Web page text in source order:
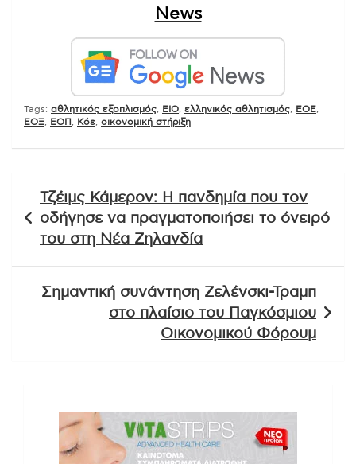
News
Tags: αθλητικός εξοπλισμός ΕΙΟ ελληνικός αθλητισμός ΕΟΕ
ΕΟΞ
ΕΟΠ Κόε οικονομική στήριξη
άρθρων
Τζέιμς Κάμερον: Η πανδημία που τον
οδήγησε να πραγματοποιήσει το όνειρό
του στη Νέα Ζηλανδία
Σημαντική συνάντηση Ζελένσκι-Τραμπ
στο πλαίσιο του Παγκόσμιου
Οικονομικού Φόρουμ